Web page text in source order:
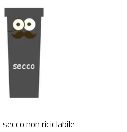
non riciclabile